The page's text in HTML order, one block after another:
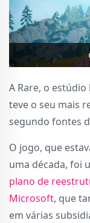
A Rare, o
teve o seu mais
segundo fontes
O jogo, que
uma década, foi
plano de
Microsoft, que
em várias